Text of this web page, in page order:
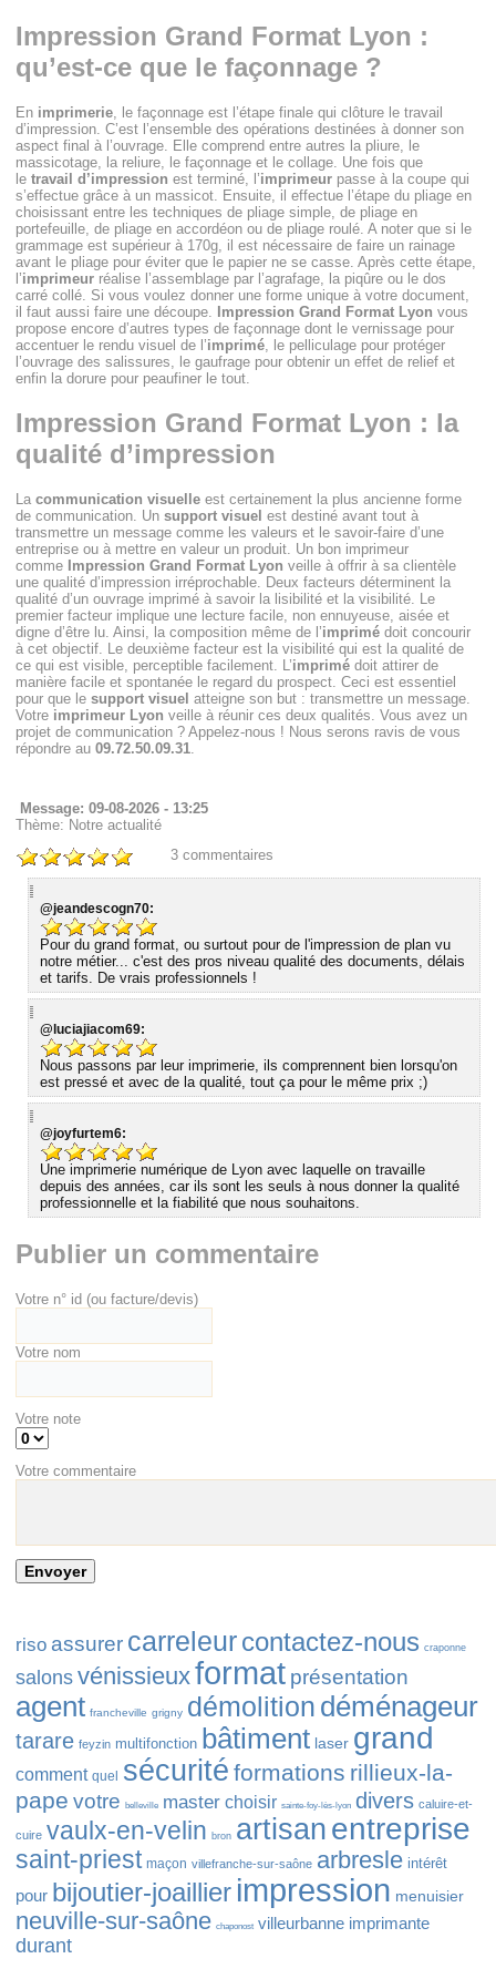
Impression Grand Format Lyon :
qu’est-ce que le façonnage ?
En imprimerie , le façonnage est l’étape finale qui clôture le travail
d’impression. C’est l’ensemble des opérations destinées à donner son
aspect final à l’ouvrage. Elle comprend entre autres la pliure, le
massicotage, la reliure, le façonnage et le collage. Une fois que
letravail d’impression est terminé, l’imprimeur passe à la coupe qui
s’effectue grâce à un massicot. Ensuite, il effectue l’étape du pliage en
choisissant entre les techniques de pliage simple, de pliage en
portefeuille, de pliage en accordéon ou de pliage roulé. A noter que si le
grammage est supérieur à 170g, il est nécessaire de faire un rainage
avant le pliage pour éviter que le papier ne se casse. Après cette étape,
l’imprimeur réalise l’assemblage par l’agrafage, la piqûre ou le dos
carré collé. Si vous voulez donner une forme unique à votre document,
il faut aussi faire une découpe. Impression Grand Format Lyon vous
propose encore d’autres types de façonnage dont le vernissage pour
accentuer le rendu visuel de l’imprimé , le pelliculage pour protéger
l’ouvrage des salissures, le gaufrage pour obtenir un effet de relief et
enfin la dorure pour peaufiner le tout.
Impression Grand Format Lyon : la
qualité d’impression
Lacommunication visuelle est certainement la plus ancienne forme
de communication. Unsupport visuel est destiné avant tout à
transmettre un message comme les valeurs et le savoir-faire d’une
entreprise ou à mettre en valeur un produit. Un bon imprimeur
comme Impression Grand Format Lyon veille à offrir à sa clientèle
une qualité d’impression irréprochable. Deux facteurs déterminent la
qualité d’un ouvrage imprimé à savoir la lisibilité et la visibilité. Le
premier facteur implique une lecture facile, non ennuyeuse, aisée et
digne d’être lu. Ainsi, la composition même de l’imprimé doit concourir
à cet objectif. Le deuxième facteur est la visibilité qui est la qualité de
ce qui est visible, perceptible facilement. L’imprimé doit attirer de
manière facile et spontanée le regard du prospect. Ceci est essentiel
pour que lesupport visuel atteigne son but : transmettre un message.
Votre imprimeur Lyon veille à réunir ces deux qualités. Vous avez un
projet de communication ? Appelez-nous ! Nous serons ravis de vous
répondre au09.72.50.09.31
Message: 09-08-2026 - 13:25
Thème: Notre actualité
3 commentaires
@jeandescogn70:
Pour du grand format, ou surtout pour de l'impression de plan vu
notre métier... c'est des pros niveau qualité des documents, délais
et tarifs. De vrais professionnels !
@luciajiacom69:
Nous passons par leur imprimerie, ils comprennent bien lorsqu'on
est pressé et avec de la qualité, tout ça pour le même prix ;)
@joyfurtem6:
Une imprimerie numérique de Lyon avec laquelle on travaille
depuis des années, car ils sont les seuls à nous donner la qualité
professionnelle et la fiabilité que nous souhaitons.
Publier un commentaire
Votre n° id (ou facture/devis)
Votre nom
Votre note
Votre commentaire
riso assurer carreleurcontactez-nous craponne
salons vénissieuxformat présentation
agent francheville grigny démolition déménageur
tarare feyzin multifonction bâtiment laser grand
comment quel sécurité formations rillieux-la-
pape votre belleville master choisir sainte-foy-lès-lyon divers caluire-et-
cuire vaulx-en-velin bron artisan entreprise
saint-priest maçon villefranche-sur-saône arbresle intérêt
pour bijoutier-joaillier impression menuisier
neuville-sur-saône chaponost villeurbanne imprimante
durant